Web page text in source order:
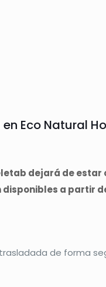
Eco Natural
dejará de estar
a partir
de forma